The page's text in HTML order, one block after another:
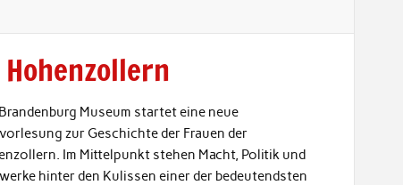
Museum startet eine neue
zur Geschichte der Frauen der
Im Mittelpunkt stehen Macht, Politik und
hinter den Kulissen einer der bedeutendsten